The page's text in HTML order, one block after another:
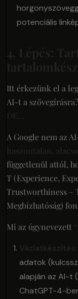
potenciális
4. Lépés:
Itt érkezünk el a
AI-t a
DE…
A Google nem az
haszontalan,
függetlenül attól,
T (Experience,
Trustworthiness –
Megbízhatóság)
Mi az úgynevezett
Vázlatkészítés
adatok
alapján az AI-t
ChatGPT-4-